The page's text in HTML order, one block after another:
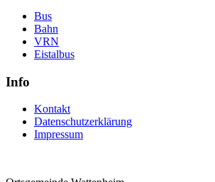
Bus
Bahn
VRN
Eistalbus
Info
Kontakt
Datenschutzerklärung
Impressum